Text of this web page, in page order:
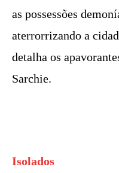
as possessões
aterrorrizando a
detalha os
Sarchie.
Isolados